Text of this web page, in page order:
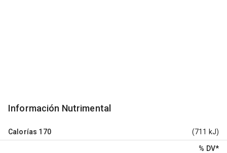
Información Nutrimental
Calorías 170 (711 kJ)
% DV*